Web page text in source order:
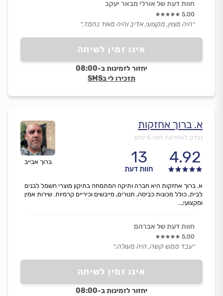
אינו זמין לשיחה
יחזור לזמינות ב-08:00
תזכירו לי בSMS
חוות דעת של אורלי מבאר יעקב
5.00
״היה מצוין, מקצועי, אדיב והיה מאוד נחמד.״
ברוך אבייב
א. ברוך אחזקות
נבדק לאחרונה לפני 6 ימים
4.92
13
חוות דעת
אינו זמין לשיחה
יחזור לזמינות ב-08:00
א. ברוך אחזקות היא חברה ותיקה המתמחה בתיקון מוצרי חשמל לבנים
לבית, כולל מכונות כביסה, תנורים, מייבשים וכיריים קרמיות. שירות אמין
ומקצועי,...
חוות דעת של אברהם
5.00
״עבד ממש קשה, היה מעולה.״